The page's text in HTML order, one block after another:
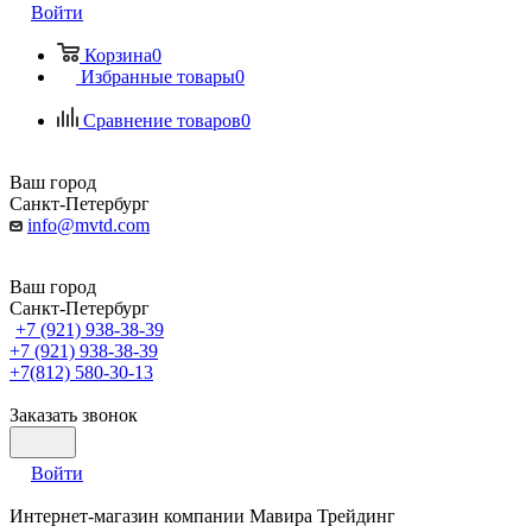
Войти
Корзина0
Избранные товары0
Сравнение товаров0
Ваш город
Санкт-Петербург
info@mvtd.com
Ваш город
Санкт-Петербург
+7 (921) 938-38-39
+7 (921) 938-38-39
+7(812) 580-30-13
Заказать звонок
Войти
Интернет-магазин компании Мавира Трейдинг